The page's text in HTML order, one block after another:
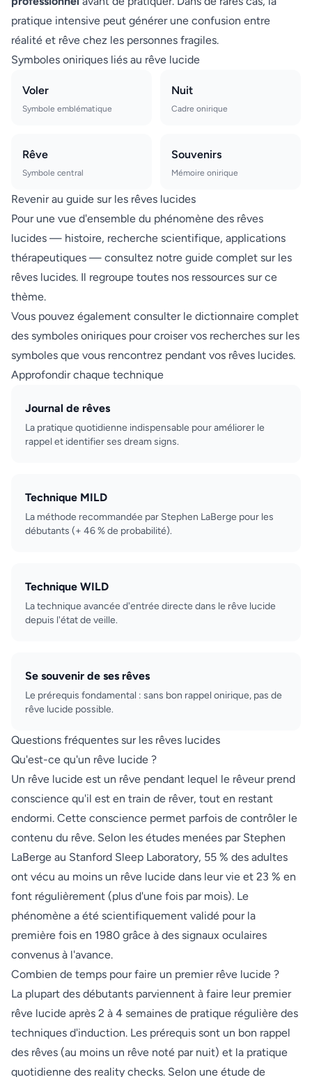
pratique intensive peut générer une confusion entre
réalité et rêve chez les personnes fragiles.
Symboles oniriques liés au rêve lucide
Voler
Symbole emblématique
Nuit
Cadre onirique
Rêve
Symbole central
Souvenirs
Mémoire onirique
Revenir au guide sur les rêves lucides
Pour une vue d'ensemble du phénomène des rêves
lucides — histoire, recherche scientifique, applications
thérapeutiques — consultez notre guide complet sur les
rêves lucides. Il regroupe toutes nos ressources sur ce
thème.
Vous pouvez également consulter le dictionnaire complet
des symboles oniriques pour croiser vos recherches sur les
symboles que vous rencontrez pendant vos rêves lucides.
Approfondir chaque technique
Journal de rêves
La pratique quotidienne indispensable pour améliorer le
rappel et identifier ses dream signs.
Technique MILD
La méthode recommandée par Stephen LaBerge pour les
débutants (+ 46 % de probabilité).
Technique WILD
La technique avancée d'entrée directe dans le rêve lucide
depuis l'état de veille.
Se souvenir de ses rêves
Le prérequis fondamental : sans bon rappel onirique, pas de
rêve lucide possible.
Questions fréquentes sur les rêves lucides
Qu'est-ce qu'un rêve lucide ?
Un rêve lucide est un rêve pendant lequel le rêveur prend
conscience qu'il est en train de rêver, tout en restant
endormi. Cette conscience permet parfois de contrôler le
contenu du rêve. Selon les études menées par Stephen
LaBerge au Stanford Sleep Laboratory, 55 % des adultes
ont vécu au moins un rêve lucide dans leur vie et 23 % en
font régulièrement (plus d'une fois par mois). Le
phénomène a été scientifiquement validé pour la
première fois en 1980 grâce à des signaux oculaires
convenus à l'avance.
Combien de temps pour faire un premier rêve lucide ?
La plupart des débutants parviennent à faire leur premier
rêve lucide après 2 à 4 semaines de pratique régulière des
techniques d'induction. Les prérequis sont un bon rappel
des rêves (au moins un rêve noté par nuit) et la pratique
quotidienne des reality checks. Selon une étude de